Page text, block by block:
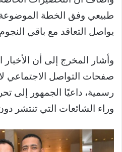
طبيعي وفق الخطة الموضوعة،
يواصل التعاقد مع باقي
وأشار المخرج إلى أن الأخبار
صفحات التواصل الاجتماعي
رسمية، داعيًا الجمهور إلى
وراء الشائعات التي تنتشر